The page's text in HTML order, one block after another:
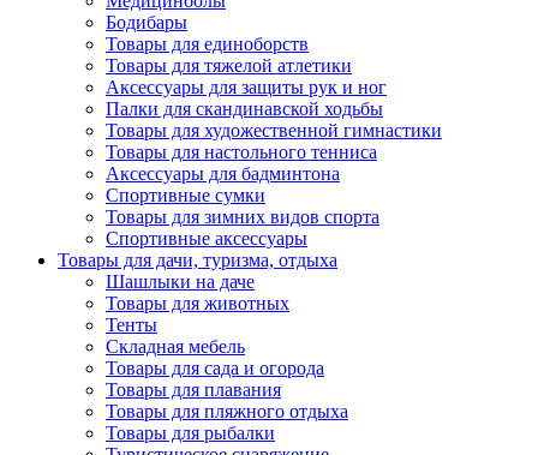
Бодибары
Товары для единоборств
Товары для тяжелой атлетики
Аксессуары для защиты рук и ног
Палки для скандинавской ходьбы
Товары для художественной гимнастики
Товары для настольного тенниса
Аксессуары для бадминтона
Спортивные сумки
Товары для зимних видов спорта
Спортивные аксессуары
Товары для дачи, туризма, отдыха
Шашлыки на даче
Товары для животных
Тенты
Складная мебель
Товары для сада и огорода
Товары для плавания
Товары для пляжного отдыха
Товары для рыбалки